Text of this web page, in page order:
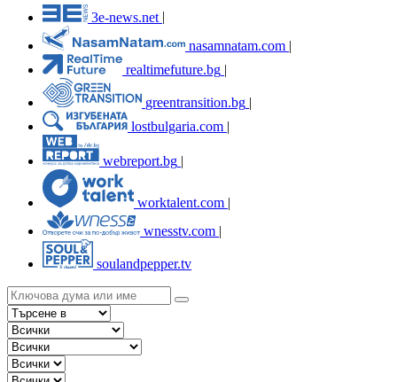
3e-news.net
nasamnatam.com |
realtimefuture.bg |
greentransition.bg |
lostbulgaria.com |
webreport.bg
worktalent.com |
wnesstv.com |
soulandpepper.tv